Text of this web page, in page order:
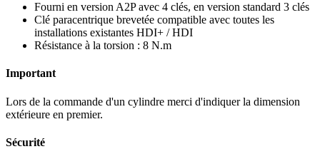
Fourni en version A2P avec 4 clés, en version standard 3 clés
Clé paracentrique brevetée compatible avec toutes les
installations existantes HDI+ / HDI
Résistance à la torsion : 8 N.m
Important
Lors de la commande d'un cylindre merci d'indiquer la dimension
extérieure en premier.
Sécurité